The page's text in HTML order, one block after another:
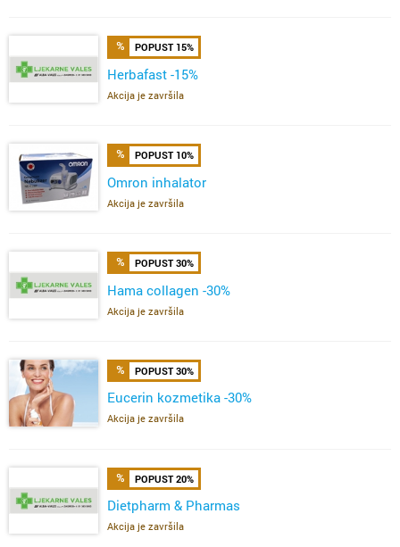
POPUST 15%
Herbafast -15%
Akcija je završila
POPUST 10%
Omron inhalator
Akcija je završila
POPUST 30%
Hama collagen -30%
Akcija je završila
POPUST 30%
Eucerin kozmetika -30%
Akcija je završila
POPUST 20%
Dietpharm & Pharmas
Akcija je završila